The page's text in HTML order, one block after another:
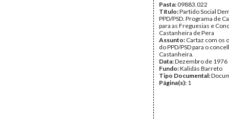
Pasta:09883.022
Título:Partido Social
PPD/PSD. Programa de
para as Freguesias e
Castanheira de Pera
Assunto: Cartaz com os
do PPD/PSD para o
Castanheira.
Data:Dezembro de 1976
Fundo:Kalidás Barreto
Tipo Documental:
Página(s): 1